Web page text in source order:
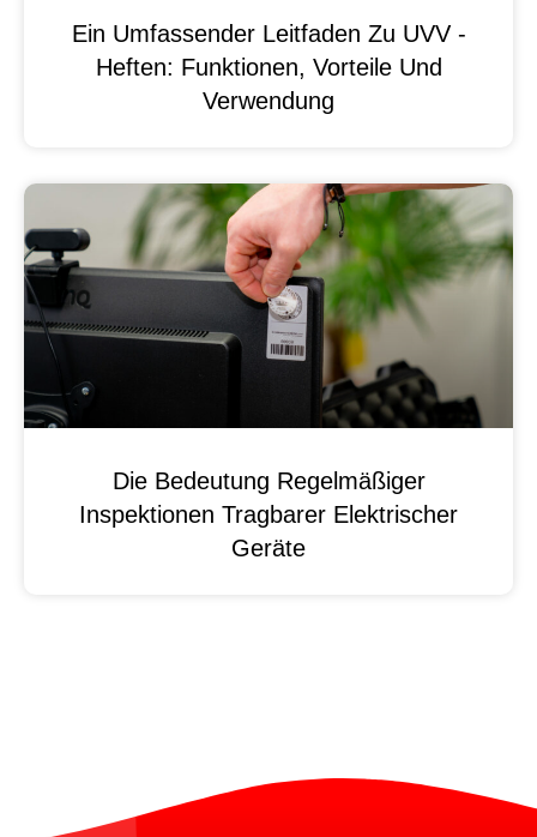
Ein Umfassender Leitfaden Zu UVV -
Heften: Funktionen, Vorteile Und
Verwendung
Die Bedeutung Regelmäßiger
Inspektionen Tragbarer Elektrischer
Geräte